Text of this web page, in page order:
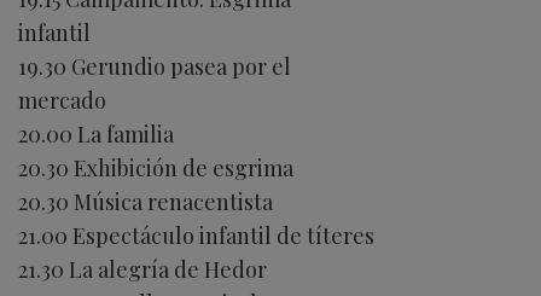
infantil
19.30 Gerundio pasea por el
mercado
20.00 La familia
20.30 Exhibición de esgrima
20.30 Música renacentista
21.00 Espectáculo infantil de títeres
21.30 La alegría de Hedor